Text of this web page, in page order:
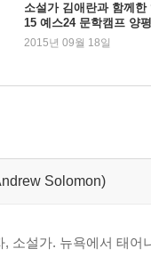
소설가 김애란과 함께한
15 예스24 문학캠프 양
스케치
2015년 09월 18일
Solomon)
, 소설가. 뉴욕에서 태